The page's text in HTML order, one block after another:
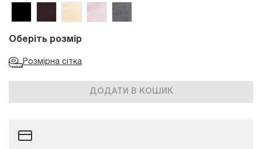
Оберіть розмір
Розмірна сітка
ДОДАТИ В КОШИК